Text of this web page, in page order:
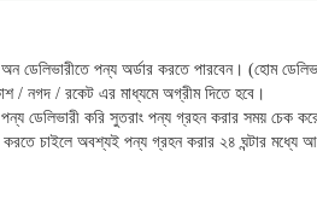
ডেলিভারীতে পন্য অর্ডার করতে পারবেন। (হোম
/ নগদ / রকেট এর মাধ্যমে অগ্রীম দিতে হবে।
পন্য ডেলিভারী করি সুতরাং পন্য গ্রহন করার সময় চেক
করতে চাইলে অবশ্যই পন্য গ্রহন করার ২৪ ঘন্টার